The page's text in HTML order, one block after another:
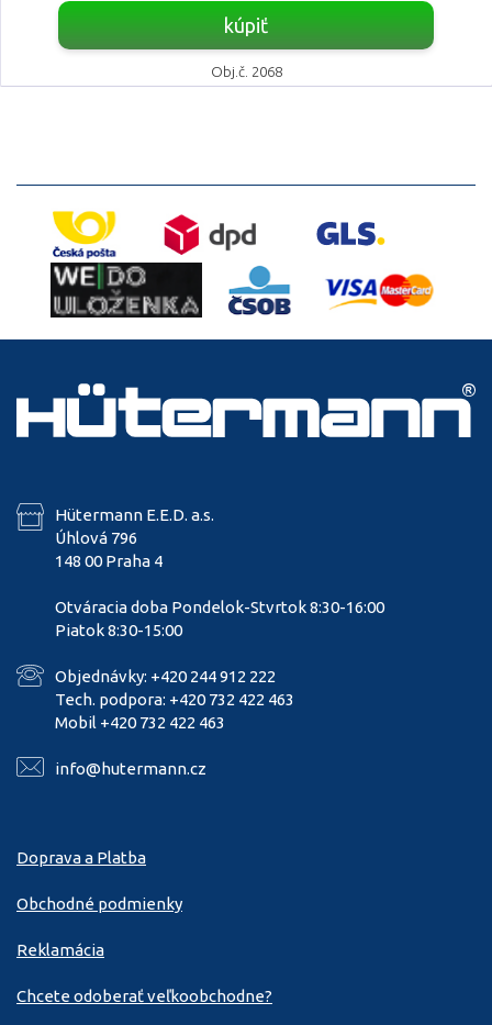
kúpiť
Obj.č. 2068
Hütermann E.E.D. a.s.
Úhlová 796
148 00 Praha 4
Otváracia doba Pondelok-Stvrtok 8:30-16:00
Piatok 8:30-15:00
Objednávky: +420 244 912 222
Tech. podpora: +420 732 422 463
Mobil +420 732 422 463
info@hutermann.cz
Doprava a Platba
Obchodné podmienky
Reklamácia
Chcete odoberať veľkoobchodne?